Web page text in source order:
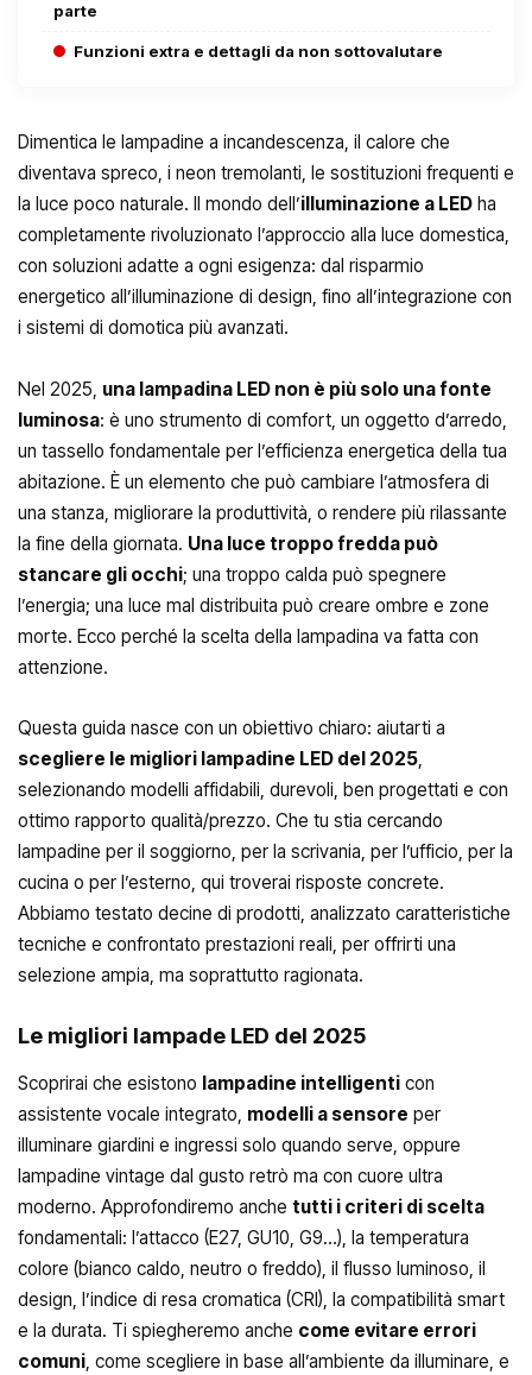
parte
Funzioni extra e dettagli da non sottovalutare
Dimentica le lampadine a incandescenza, il calore che
diventava spreco, i neon tremolanti, le sostituzioni frequenti e
la luce poco naturale. Il mondo dell’illuminazione a LED ha
completamente rivoluzionato l’approccio alla luce domestica,
con soluzioni adatte a ogni esigenza: dal risparmio
energetico all’illuminazione di design, fino all’integrazione con
i sistemi di domotica più avanzati.
Nel 2025, una lampadina LED non è più solo una fonte
luminosa: è uno strumento di comfort, un oggetto d’arredo,
un tassello fondamentale per l’efficienza energetica della tua
abitazione. È un elemento che può cambiare l’atmosfera di
una stanza, migliorare la produttività, o rendere più rilassante
la fine della giornata. Una luce troppo fredda può
stancare gli occhi; una troppo calda può spegnere
l’energia; una luce mal distribuita può creare ombre e zone
morte. Ecco perché la scelta della lampadina va fatta con
attenzione.
Questa guida nasce con un obiettivo chiaro: aiutarti a
scegliere le migliori lampadine LED del 2025,
selezionando modelli affidabili, durevoli, ben progettati e con
ottimo rapporto qualità/prezzo. Che tu stia cercando
lampadine per il soggiorno, per la scrivania, per l’ufficio, per la
cucina o per l’esterno, qui troverai risposte concrete.
Abbiamo testato decine di prodotti, analizzato caratteristiche
tecniche e confrontato prestazioni reali, per offrirti una
selezione ampia, ma soprattutto ragionata.
Le migliori lampade LED del 2025
Scoprirai che esistono lampadine intelligenti con
assistente vocale integrato, modelli a sensore per
illuminare giardini e ingressi solo quando serve, oppure
lampadine vintage dal gusto retrò ma con cuore ultra
moderno. Approfondiremo anche tutti i criteri di scelta
fondamentali: l’attacco (E27, GU10, G9…), la temperatura
colore (bianco caldo, neutro o freddo), il flusso luminoso, il
design, l’indice di resa cromatica (CRI), la compatibilità smart
e la durata. Ti spiegheremo anche come evitare errori
comuni, come scegliere in base all’ambiente da illuminare, e